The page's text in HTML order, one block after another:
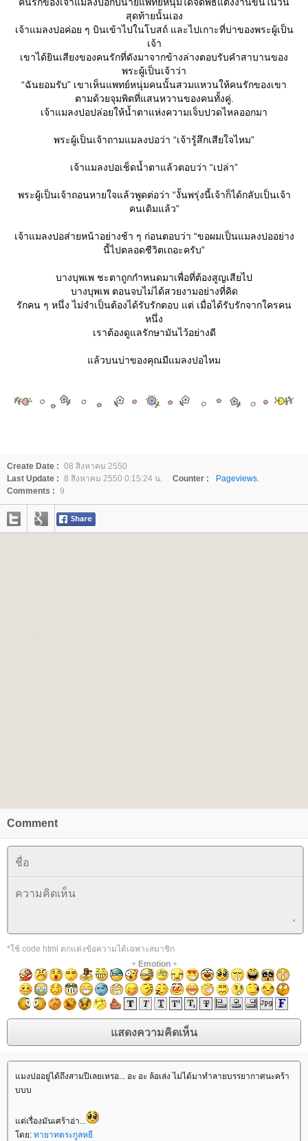
สุดท้ายนั้นเอง
เจ้าแมลงปอค่อย ๆ บินเข้าไปในโบสถ์ และไปเกาะที่บ่าของพระผู้เป็น
เจ้า
เขาได้ยินเสียงของคนรักที่ดังมาจากข้างล่างตอบรับคำสาบานของ
พระผู้เป็นเจ้าว่า
“ฉันยอมรับ” เขาเห็นแพทย์หนุ่มคนนั้นสวมแหวนให้คนรักของเขา
ตามด้วยจุมพิตที่แสนหวานของคนทั้งคู่.
เจ้าแมลงปอปล่อยให้น้ำตาแห่งความเจ็บปวดไหลออกมา
พระผู้เป็นเจ้าถามแมลงปอว่า “เจ้ารู้สึกเสียใจไหม”
เจ้าแมลงปอเช็ดน้ำตาแล้วตอบว่า “เปล่า”
พระผู้เป็นเจ้าถอนหายใจแล้วพูดต่อว่า “งั้นพรุ่งนี้เจ้าก็ได้กลับเป็นเจ้า
คนเดิมแล้ว”
เจ้าแมลงปอส่ายหน้าอย่างช้า ๆ ก่อนตอบว่า “ขอผมเป็นแมลงปออย่าง
นี้ไปตลอดชีวิตเถอะครับ”
บางบุพเพ ชะตาถูกกำหนดมาเพื่อที่ต้องสูญเสียไป
บางบุพเพ ตอนจบไม่ได้สวยงามอย่างที่คิด
รักคน ๆ หนึ่ง ไม่จำเป็นต้องได้รับรักตอบ แต่ เมื่อได้รับรักจากใครคน
หนึ่ง
เราต้องดูแลรักษามันไว้อย่างดี
ล้วบนบ่าของคุณมีแมลงปอไหม
Create Date : 08 สิงหาคม 2550
Last Update : 8 สิงหาคม 2550 0:15:24 น. Counter :
Pageviews.
Comments : 9
Comment
*ใช้ code html ตกแต่งข้อความได้เฉพาะสมาชิก
+ Emotion+
มงปออยู่ได้ถึงสามปีเลยเหรอ... อะ อะ ล้อเล่ง ไม่ได้มาทำลายบรรยากาศนะคร้า
บบบ
ต่เรื่องมันเศร้าอ่า...
ดย: ทายาทตระกูลหยี